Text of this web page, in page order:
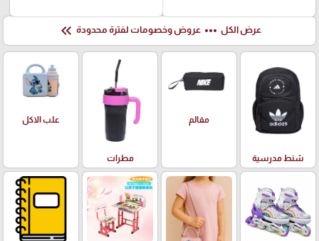
عرض الكل more_horiz عروض وخصومات لفترة محدودة keyboard_double_arrow_left
شنط مدرسية
مقالم
مطرات
علب الاكل